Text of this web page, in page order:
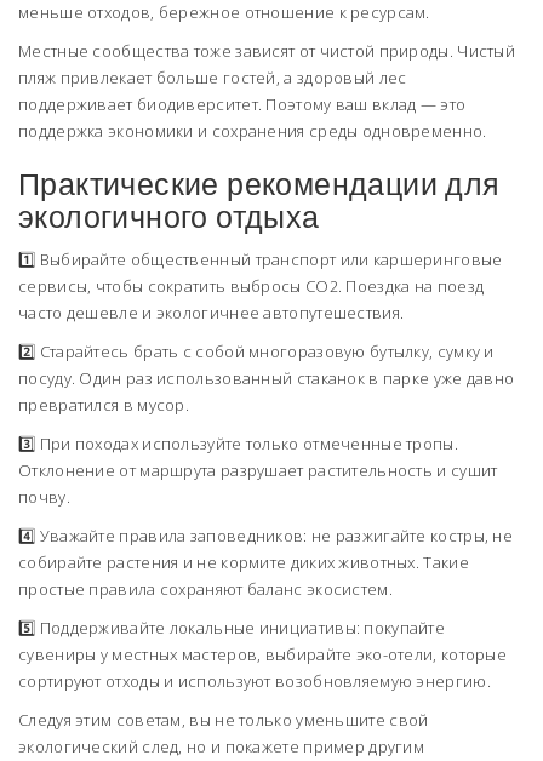
меньше отходов, бережное отношение к ресурсам.
Местные сообщества тоже зависят от чистой природы. Чистый
пляж привлекает больше гостей, а здоровый лес
поддерживает биодиверситет. Поэтому ваш вклад — это
поддержка экономики и сохранения среды одновременно.
Практические рекомендации для
экологичного отдыха
1️⃣ Выбирайте общественный транспорт или каршеринговые
сервисы, чтобы сократить выбросы CO2. Поездка на поезд
часто дешевле и экологичнее автопутешествия.
2️⃣ Старайтесь брать с собой многоразовую бутылку, сумку и
посуду. Один раз использованный стаканок в парке уже давно
превратился в мусор.
3️⃣ При походах используйте только отмеченные тропы.
Отклонение от маршрута разрушает растительность и сушит
почву.
4️⃣ Уважайте правила заповедников: не разжигайте костры, не
собирайте растения и не кормите диких животных. Такие
простые правила сохраняют баланс экосистем.
5️⃣ Поддерживайте локальные инициативы: покупайте
сувениры у местных мастеров, выбирайте эко-отели, которые
сортируют отходы и используют возобновляемую энергию.
Следуя этим советам, вы не только уменьшите свой
экологический след, но и покажете пример другим